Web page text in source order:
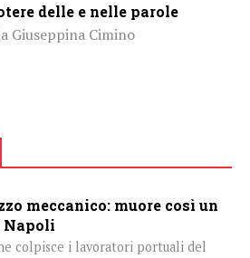
delle e nelle parole
Giuseppina Cimino
meccanico: muore così un
Napoli
colpisce i lavoratori portuali del